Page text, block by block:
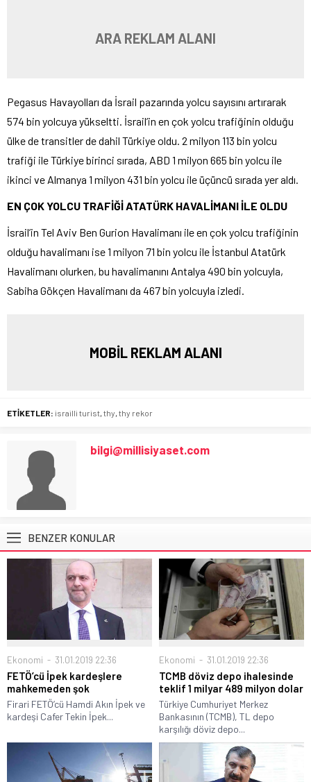
ARA REKLAM ALANI
Pegasus Havayolları da İsrail pazarında yolcu sayısını artırarak
574 bin yolcuya yükseltti. İsrail’in en çok yolcu trafiğinin olduğu
ülke de transitler de dahil Türkiye oldu. 2 milyon 113 bin yolcu
trafiği ile Türkiye birinci sırada, ABD 1 milyon 665 bin yolcu ile
ikinci ve Almanya 1 milyon 431 bin yolcu ile üçüncü sırada yer aldı.
EN ÇOK YOLCU TRAFİĞİ ATATÜRK HAVALİMANI İLE OLDU
İsrail’in Tel Aviv Ben Gurion Havalimanı ile en çok yolcu trafiğinin
olduğu havalimanı ise 1 milyon 71 bin yolcu ile İstanbul Atatürk
Havalimanı olurken, bu havalimanını Antalya 490 bin yolcuyla,
Sabiha Gökçen Havalimanı da 467 bin yolcuyla izledi.
MOBİL REKLAM ALANI
ETİKETLER: israilli turist, thy, thy rekor
bilgi@millisiyaset.com
BENZER KONULAR
Ekonomi 31.01.2019 22:36
FETÖ’cü İpek kardeşlere
mahkemeden şok
Firari FETÖ’cü Hamdi Akın İpek ve
kardeşi Cafer Tekin İpek...
Ekonomi 31.01.2019 22:36
TCMB döviz depo ihalesinde
teklif 1 milyar 489 milyon dolar
Türkiye Cumhuriyet Merkez
Bankasının (TCMB), TL depo
karşılığı döviz depo...